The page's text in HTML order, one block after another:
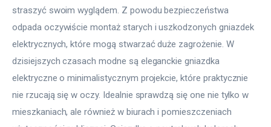
straszyć swoim wyglądem. Z powodu bezpieczeństwa
odpada oczywiście montaż starych i uszkodzonych gniazdek
elektrycznych, które mogą stwarzać duże zagrożenie. W
dzisiejszych czasach modne są eleganckie gniazdka
elektryczne o minimalistycznym projekcie, które praktycznie
nie rzucają się w oczy. Idealnie sprawdzą się one nie tylko w
mieszkaniach, ale również w biurach i pomieszczeniach